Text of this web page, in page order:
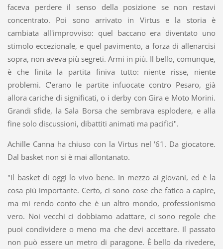
faceva perdere il senso della posizione se non restavi
concentrato. Poi sono arrivato in Virtus e la storia è
cambiata all'improvviso: quel baccano era diventato uno
stimolo eccezionale, e quel pavimento, a forza di allenarcisi
sopra, non aveva più segreti. Armi in più. Il bello, comunque,
è che finita la partita finiva tutto: niente risse, niente
problemi. C'erano le partite infuocate contro Pesaro, già
allora cariche di significati, o i derby con Gira e Moto Morini.
Grandi sfide, la Sala Borsa che sembrava esplodere, e alla
fine solo discussioni, dibattiti animati ma pacifici".
Achille Canna ha chiuso con la Virtus nel '61. Da giocatore.
Dal basket non si è mai allontanato.
"Il basket di oggi lo vivo bene. In mezzo ai giovani, ed è la
cosa più importante. Certo, ci sono cose che fatico a capire,
ma mi rendo conto che è un altro mondo, professionismo
vero. Noi vecchi ci dobbiamo adattare, ci sono regole che
puoi condividere o meno ma che devi accettare. Il passato
non può essere un metro di paragone. È bello da rivedere,